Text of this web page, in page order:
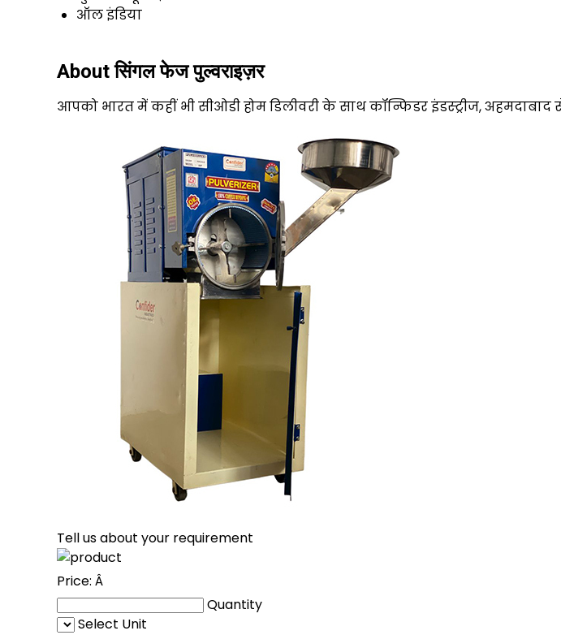
ऑल इंडिया
About सिंगल फेज पुल्वराइज़र
आपको भारत में कहीं भी सीओडी होम डिलीवरी के साथ कॉन्फिडर इंडस्ट्रीज,
Tell us about your requirement
Price: Â
Quantity
Select Unit